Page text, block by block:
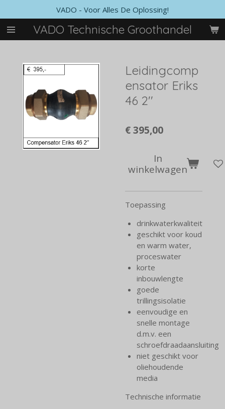
direct
naar
de
VADO Technische Groothandel
VADO - Voor Alles De Oplossing!
Leidingcomp
ensator Eriks
46 2''
€ 395,00
In
winkelwagen
Toepassing
drinkwaterkwaliteit
geschikt voor koud
en warm water,
proceswater
korte
inbouwlengte
goede
trillingsisolatie
eenvoudige en
snelle montage
d.m.v. een
schroefdraadaansluiting
niet geschikt voor
oliehoudende
media
Technische informatie